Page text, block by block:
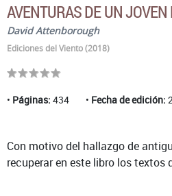
AVENTURAS DE UN
David Attenborough
Ediciones del Viento (2018)
Páginas: 434 Fecha de edición:
Con motivo del hallazgo de
recuperar en este libro los textos